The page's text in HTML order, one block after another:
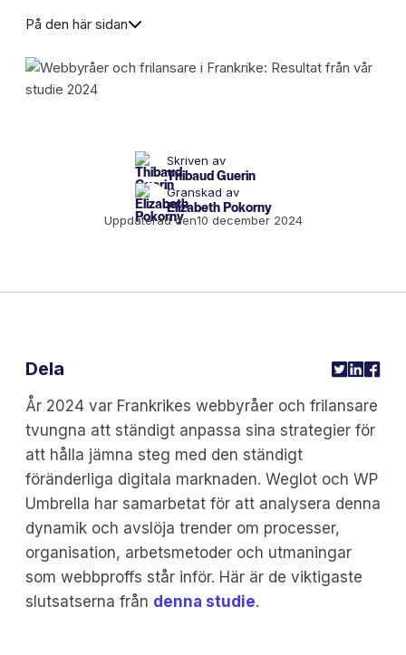
På den här sidan
Skriven av
Thibaud Guerin
Granskad av
Elizabeth Pokorny
Uppdaterad den10 december 2024
År 2024 var Frankrikes webbyråer och frilansare
tvungna att ständigt anpassa sina strategier för
att hålla jämna steg med den ständigt
föränderliga digitala marknaden. Weglot och WP
Umbrella har samarbetat för att analysera denna
dynamik och avslöja trender om processer,
organisation, arbetsmetoder och utmaningar
som webbproffs står inför. Här är de viktigaste
slutsatserna från denna studie.
Dela